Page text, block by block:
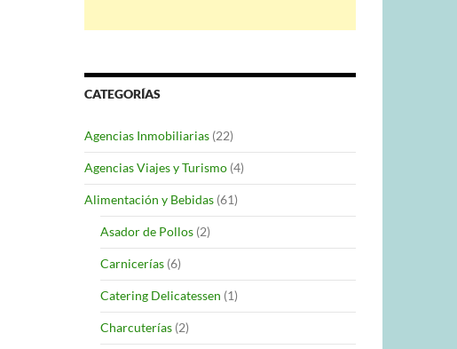
CATEGORÍAS
Agencias Inmobiliarias (22)
Agencias Viajes y Turismo (4)
Alimentación y Bebidas (61)
Asador de Pollos (2)
Carnicerías (6)
Catering Delicatessen (1)
Charcuterías (2)